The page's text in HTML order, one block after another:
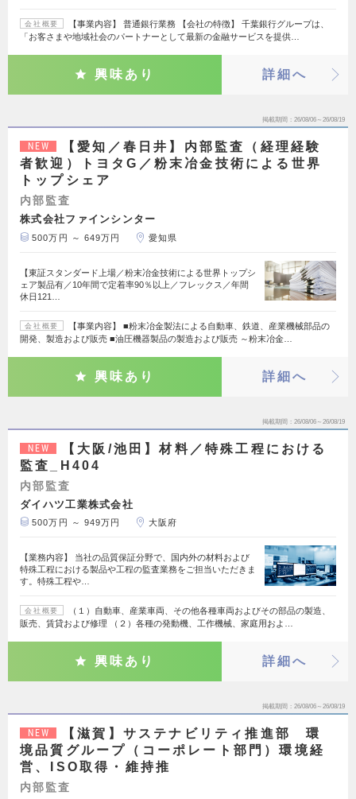
会社概要
【事業内容】 普通銀行業務 【会社の特徴】 千葉銀行グループは、
「お客さまや地域社会のパートナーとして最新の金融サービスを提供…
興味あり 詳細へ
掲載期間 26/08/06～26/08/19
NEW
【愛知／春日井】内部監査（経理経験
者歓迎）トヨタG／粉末冶金技術による世界
トップシェア
内部監査
株式会社ファインシンター
500万円 ～ 649万円 愛知県
【東証スタンダード上場／粉末冶金技術による世界トップシ
ェア製品有／10年間で定着率90％以上／フレックス／年間
休日121…
会社概要
【事業内容】 ■粉末冶金製法による自動車、鉄道、産業機械部品の
開発、製造および販売 ■油圧機器製品の製造および販売 ～粉末冶金…
興味あり 詳細へ
掲載期間 26/08/06～26/08/19
NEW
【大阪/池田】材料／特殊工程における
監査_H404
内部監査
ダイハツ工業株式会社
500万円 ～ 949万円 大阪府
【業務内容】 当社の品質保証分野で、国内外の材料および
特殊工程における製品や工程の監査業務をご担当いただきま
す。特殊工程や…
会社概要
（１）自動車、産業車両、その他各種車両およびその部品の製造、
販売、賃貸および修理 （２）各種の発動機、工作機械、家庭用およ…
興味あり 詳細へ
掲載期間 26/08/06～26/08/19
NEW
【滋賀】サステナビリティ推進部 環
境品質グループ（コーポレート部門）環境経
営、ISO取得・維持推
内部監査